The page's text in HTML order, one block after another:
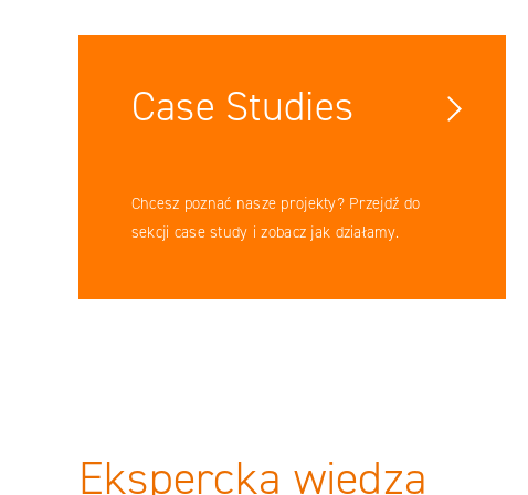
Instagram
Case Studies
Chcesz poznać nasze projekty? Przejdź do
sekcji case study i zobacz jak działamy.
Ekspercka wiedza